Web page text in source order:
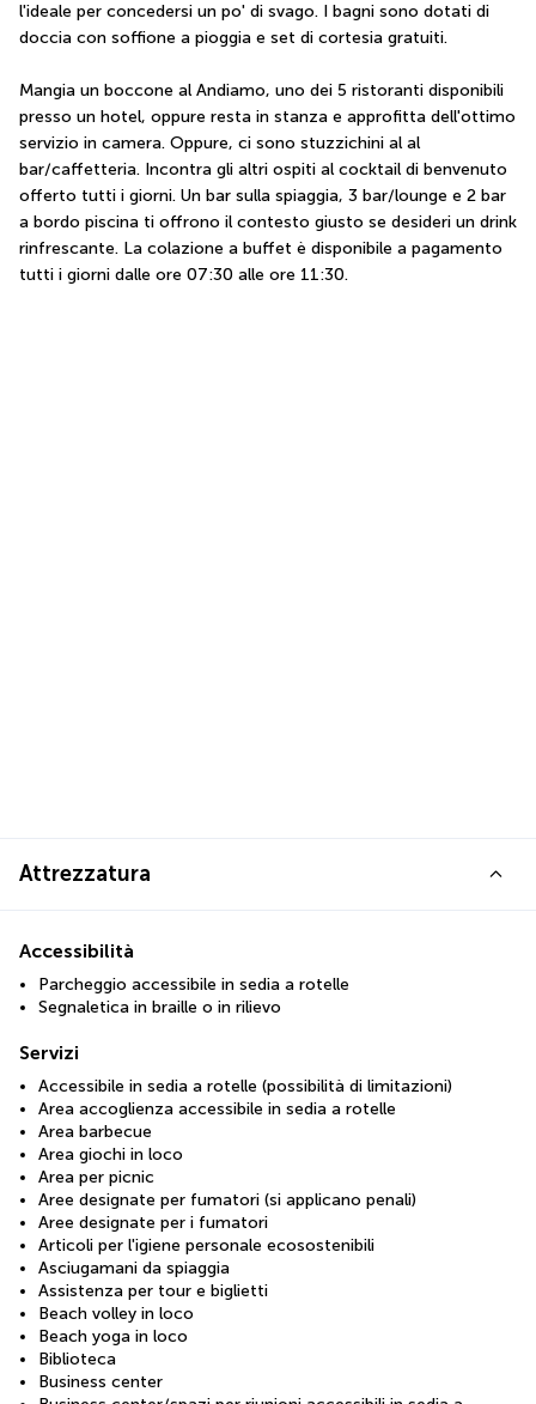
l'ideale per concedersi un po' di svago. I bagni sono dotati di
doccia con soffione a pioggia e set di cortesia gratuiti.
Mangia un boccone al Andiamo, uno dei 5 ristoranti disponibili
presso un hotel, oppure resta in stanza e approfitta dell'ottimo
servizio in camera. Oppure, ci sono stuzzichini al al
bar/caffetteria. Incontra gli altri ospiti al cocktail di benvenuto
offerto tutti i giorni. Un bar sulla spiaggia, 3 bar/lounge e 2 bar
a bordo piscina ti offrono il contesto giusto se desideri un drink
rinfrescante. La colazione a buffet è disponibile a pagamento
tutti i giorni dalle ore 07:30 alle ore 11:30.
Attrezzatura
Accessibilità
Parcheggio accessibile in sedia a rotelle
Segnaletica in braille o in rilievo
Servizi
Accessibile in sedia a rotelle (possibilità di limitazioni)
Area accoglienza accessibile in sedia a rotelle
Area barbecue
Area giochi in loco
Area per picnic
Aree designate per fumatori (si applicano penali)
Aree designate per i fumatori
Articoli per l'igiene personale ecosostenibili
Asciugamani da spiaggia
Assistenza per tour e biglietti
Beach volley in loco
Beach yoga in loco
Biblioteca
Business center